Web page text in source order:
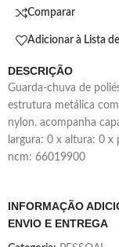
Comparar
Adicionar à Lista
DESCRIÇÃO
guarda-chuva de poliéster com acionamento de botão, possui
estrutura metálica
nylon. acompanha
largura: 0 x altura: 0 x
ncm: 66019900
INFORMAÇÃO
ENVIO E ENTREGA